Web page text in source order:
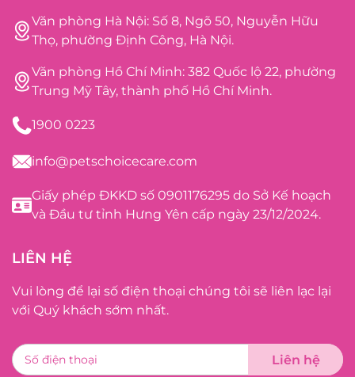
Văn phòng Hà Nội: Số 8, Ngõ 50, Nguyễn Hữu
Thọ, phường Định Công, Hà Nội.
Văn phòng Hồ Chí Minh: 382 Quốc lộ 22, phường
Trung Mỹ Tây, thành phố Hồ Chí Minh.
1900 0223
info@petschoicecare.com
Giấy phép ĐKKD số 0901176295 do Sở Kế hoạch
và Đầu tư tỉnh Hưng Yên cấp ngày 23/12/2024.
LIÊN HỆ
Vui lòng để lại số điện thoại chúng tôi sẽ liên lạc lại
với Quý khách sớm nhất.